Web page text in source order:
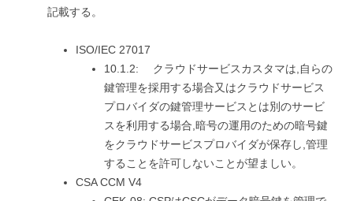
記載する。
ISO/IEC 27017
10.1.2: クラウドサービスカスタマは,自らの
鍵管理を採用する場合又はクラウドサービス
プロバイダの鍵管理サービスとは別のサービ
スを利用する場合,暗号の運用のための暗号鍵
をクラウドサービスプロバイダが保存し,管理
することを許可しないことが望ましい。
CSA CCM V4